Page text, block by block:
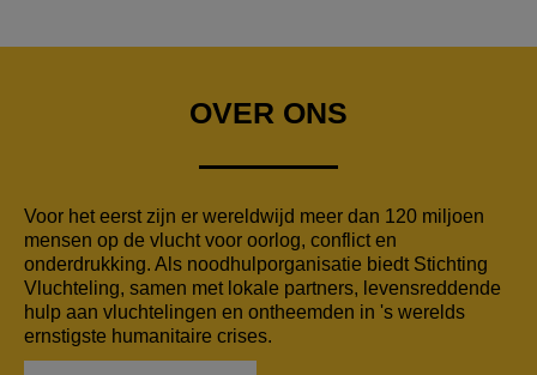
OVER ONS
Voor het eerst zijn er wereldwijd meer dan 120 miljoen
mensen op de vlucht voor oorlog, conflict en
onderdrukking. Als noodhulporganisatie biedt Stichting
Vluchteling, samen met lokale partners, levensreddende
hulp aan vluchtelingen en ontheemden in 's werelds
ernstigste humanitaire crises.